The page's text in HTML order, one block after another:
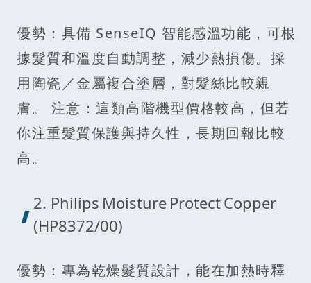
優勢：具備 SenseIQ 智能感溫功能，可根
據髮質和溫度自動調整，減少熱損傷。採
用陶瓷／金屬複合塗層，對髮絲比較親
膚。 注意：這類高階機型價格較高，但若
你注重髮質保護與持久性，長期回報比較
高。
2. Philips Moisture Protect Copper
(HP8372/00)
優勢：專為乾燥髮質設計，能在加熱時釋